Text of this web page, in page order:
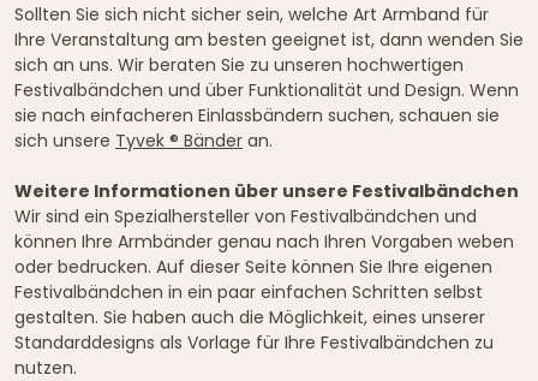
Sollten Sie sich nicht sicher sein, welche Art Armband für
Ihre Veranstaltung am besten geeignet ist, dann wenden Sie
sich an uns. Wir beraten Sie zu unseren hochwertigen
Festivalbändchen und über Funktionalität und Design. Wenn
sie nach einfacheren Einlassbändern suchen, schauen sie
sich unsere Tyvek ® Bänder an.
Weitere Informationen über unsere Festivalbändchen
Wir sind ein Spezialhersteller von Festivalbändchen und
können Ihre Armbänder genau nach Ihren Vorgaben weben
oder bedrucken. Auf dieser Seite können Sie Ihre eigenen
Festivalbändchen in ein paar einfachen Schritten selbst
gestalten. Sie haben auch die Möglichkeit, eines unserer
Standarddesigns als Vorlage für Ihre Festivalbändchen zu
nutzen.